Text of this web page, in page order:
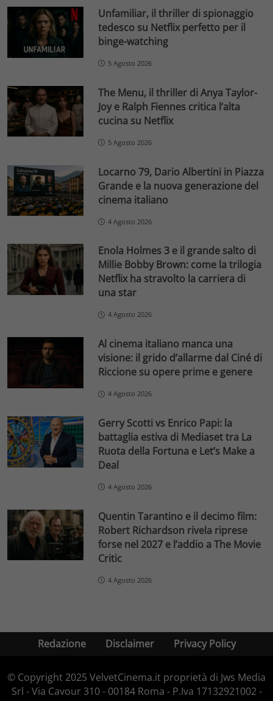
Unfamiliar, il thriller di spionaggio
tedesco su Netflix perfetto per il
binge-watching
5 Agosto 2026
The Menu, il thriller di Anya Taylor-
Joy e Ralph Fiennes critica l’alta
cucina su Netflix
5 Agosto 2026
Locarno 79, Dario Albertini in Piazza
Grande e la nuova generazione del
cinema italiano
4 Agosto 2026
Enola Holmes 3 e il grande salto di
Millie Bobby Brown: come la trilogia
Netflix ha stravolto la carriera di
una star
4 Agosto 2026
Al cinema italiano manca una
visione: il grido d’allarme dal Ciné di
Riccione su opere prime e genere
4 Agosto 2026
Gerry Scotti vs Enrico Papi: la
battaglia estiva di Mediaset tra La
Ruota della Fortuna e Let’s Make a
Deal
4 Agosto 2026
Quentin Tarantino e il decimo film:
Robert Richardson rivela riprese
forse nel 2027 e l’addio a The Movie
Critic
4 Agosto 2026
Redazione Disclaimer Privacy Policy
© Copyright 2025 VelvetCinema.it proprietà di Jws Media
Srl - Via Cavour 310 - 00184 Roma - P.Iva 17132921002 -